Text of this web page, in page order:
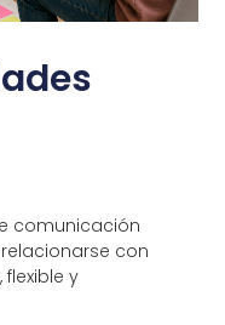
comunicación
con
y